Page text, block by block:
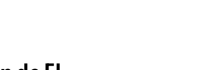
Suscribite x US$ 3,45